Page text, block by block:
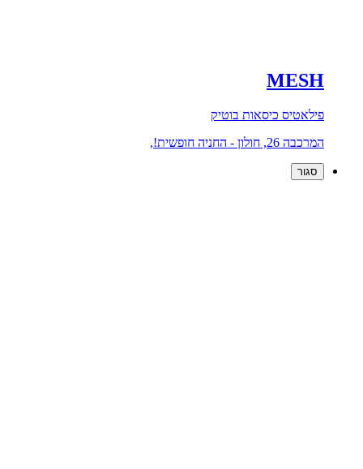
MESH
פילאטיס כיסאות בוטיק
המרכבה 26, חולון - החניה חופשית!,
סגור